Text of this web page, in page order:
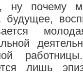
ну почему
будущее,
лишь